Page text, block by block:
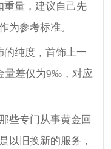
重量，建议自己先
为参考标准。
的纯度，首饰上一
量差仅为9‰，对应
些专门从事黄金回
以旧换新的服务，